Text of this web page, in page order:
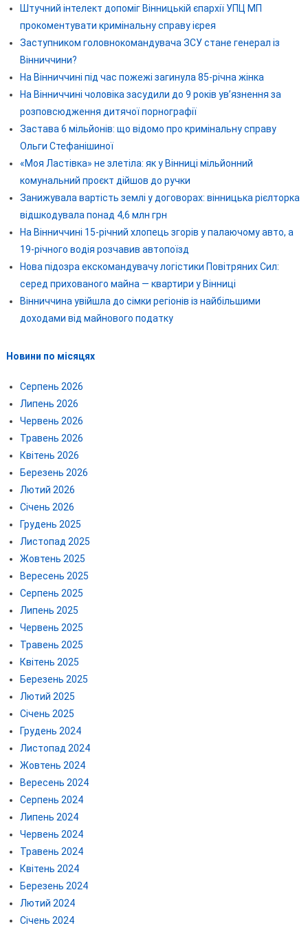
Штучний інтелект допоміг Вінницькій єпархії УПЦ МП
прокоментувати кримінальну справу ієрея
Заступником головнокомандувача ЗСУ стане генерал із
Вінниччини?
На Вінниччині під час пожежі загинула 85-річна жінка
На Вінниччині чоловіка засудили до 9 років ув’язнення за
розповсюдження дитячої порнографії
Застава 6 мільйонів: що відомо про кримінальну справу
Ольги Стефанішиної
«Моя Ластівка» не злетіла: як у Вінниці мільйонний
комунальний проєкт дійшов до ручки
Занижувала вартість землі у договорах: вінницька рієлторка
відшкодувала понад 4,6 млн грн
На Вінниччині 15-річний хлопець згорів у палаючому авто, а
19-річного водія розчавив автопоїзд
Нова підозра екскомандувачу логістики Повітряних Сил:
серед прихованого майна — квартири у Вінниці
Вінниччина увійшла до сімки регіонів із найбільшими
доходами від майнового податку
Новини по місяцях
Серпень 2026
Липень 2026
Червень 2026
Травень 2026
Квітень 2026
Березень 2026
Лютий 2026
Січень 2026
Грудень 2025
Листопад 2025
Жовтень 2025
Вересень 2025
Серпень 2025
Липень 2025
Червень 2025
Травень 2025
Квітень 2025
Березень 2025
Лютий 2025
Січень 2025
Грудень 2024
Листопад 2024
Жовтень 2024
Вересень 2024
Серпень 2024
Липень 2024
Червень 2024
Травень 2024
Квітень 2024
Березень 2024
Лютий 2024
Січень 2024